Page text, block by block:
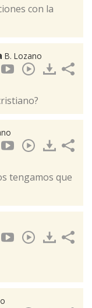
con la
B. Lozano
tengamos que